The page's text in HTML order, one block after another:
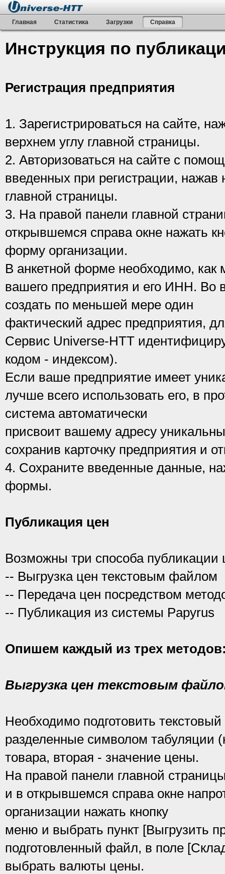
Главная Статистика Загрузки Справка
Инструкция по
Регистрация предприятия
1. Зарегистрироваться на сайте,
верхнем углу главной страницы.
2. Авторизоваться на сайте с
введенных при регистрации, нажав
главной страницы.
3. На правой панели главной
открывшемся справа окне нажать
форму организации.
В анкетной форме необходимо, как
вашего предприятия и его ИНН. Во
создать по меньшей мере один
фактический адрес предприятия,
Сервис Universe-HTT
кодом - индексом).
Если ваше предприятие имеет
лучше всего использовать его, в
система автоматически
присвоит вашему адресу
сохранив карточку предприятия и
4. Сохраните введенные данные,
формы.
Публикация цен
Возможны три способа публикации
-- Выгрузка цен текстовым файлом
-- Передача цен посредством
-- Публикация из системы Papyrus
Опишем каждый из трех
Выгрузка цен текстовым
Необходимо подготовить
разделенные символом табуляции
товара, вторая - значение цены.
На правой панели главной
и в открывшемся справа окне
организации нажать кнопку
меню и выбрать пункт [Выгрузить
подготовленный файл, в поле
выбрать валюты цены.